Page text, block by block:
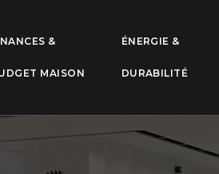
&
MAISON
ÉNERGIE &
DURABILITÉ